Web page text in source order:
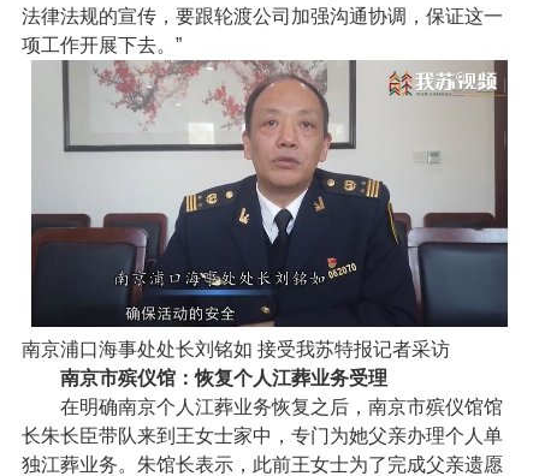
法律法规的宣传，要跟轮渡公司加强沟通协调，保证这一
项工作开展下去。”
南京浦口海事处处长刘铭如 接受我苏特报记者采访
南京市殡仪馆：恢复个人江葬业务受理
在明确南京个人江葬业务恢复之后，南京市殡仪馆馆
长朱长臣带队来到王女士家中，专门为她父亲办理个人单
独江葬业务。朱馆长表示，此前王女士为了完成父亲遗愿